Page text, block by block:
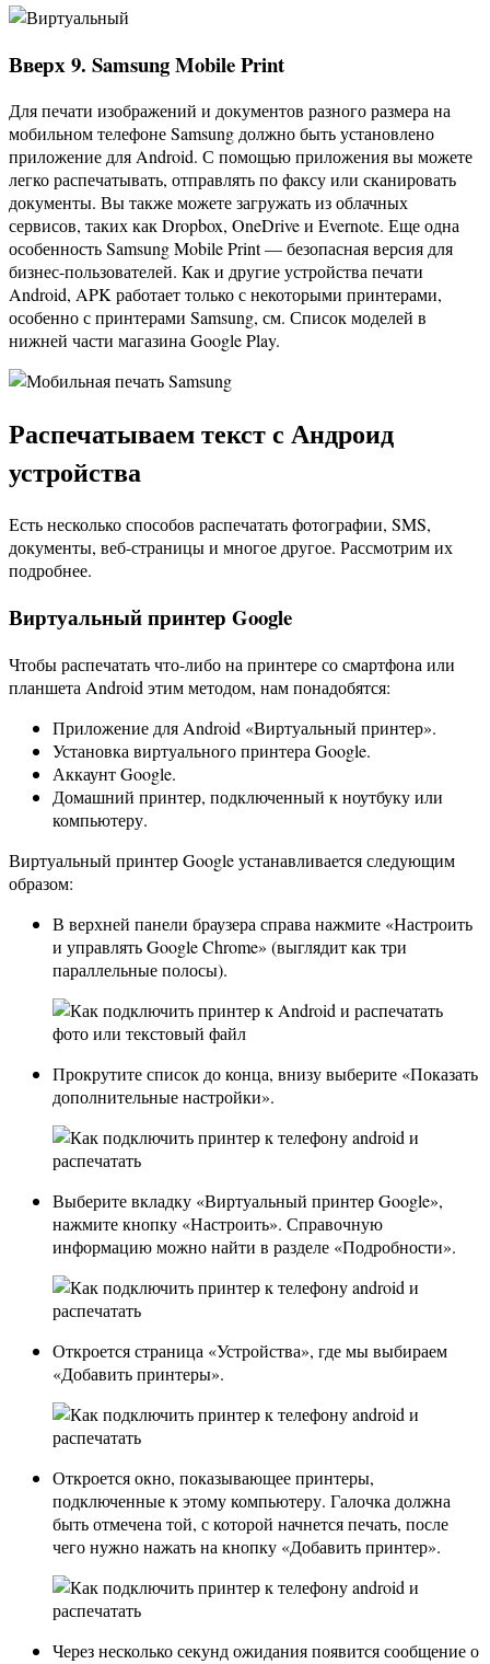
Вверх 9. Samsung Mobile Print
Для печати изображений и документов разного размера на
мобильном телефоне Samsung должно быть установлено
приложение для Android. С помощью приложения вы можете
легко распечатывать, отправлять по факсу или сканировать
документы. Вы также можете загружать из облачных
сервисов, таких как Dropbox, OneDrive и Evernote. Еще одна
особенность Samsung Mobile Print — безопасная версия для
бизнес-пользователей. Как и другие устройства печати
Android, APK работает только с некоторыми принтерами,
особенно с принтерами Samsung, см. Список моделей в
нижней части магазина Google Play.
Распечатываем текст с Андроид
устройства
Есть несколько способов распечатать фотографии, SMS,
документы, веб-страницы и многое другое. Рассмотрим их
подробнее.
Виртуальный принтер Google
Чтобы распечатать что-либо на принтере со смартфона или
планшета Android этим методом, нам понадобятся:
Приложение для Android «Виртуальный принтер».
Установка виртуального принтера Google.
Аккаунт Google.
Домашний принтер, подключенный к ноутбуку или
компьютеру.
Виртуальный принтер Google устанавливается следующим
образом:
В верхней панели браузера справа нажмите «Настроить
и управлять Google Chrome» (выглядит как три
параллельные полосы).
Прокрутите список до конца, внизу выберите «Показать
дополнительные настройки».
Выберите вкладку «Виртуальный принтер Google»,
нажмите кнопку «Настроить». Справочную
информацию можно найти в разделе «Подробности».
Откроется страница «Устройства», где мы выбираем
«Добавить принтеры».
Откроется окно, показывающее принтеры,
подключенные к этому компьютеру. Галочка должна
быть отмечена той, с которой начнется печать, после
чего нужно нажать на кнопку «Добавить принтер».
Через несколько секунд ожидания появится сообщение о